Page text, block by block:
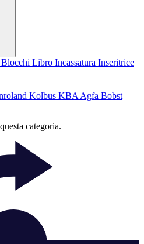
Blocchi Libro Incassatura Inseritrice
Kolbus KBA Agfa Bobst
categoria.